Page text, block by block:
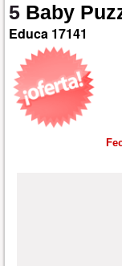
5 Baby
Educa 17141